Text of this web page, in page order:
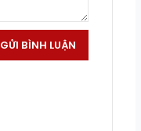
GỬI BÌNH LUẬN